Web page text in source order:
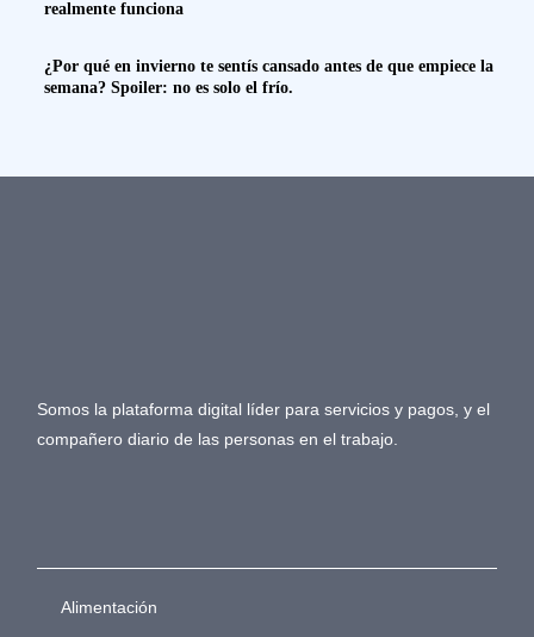
realmente funciona
¿Por qué en invierno te sentís cansado antes de que empiece la
semana? Spoiler: no es solo el frío.
Somos la plataforma digital líder para servicios y pagos, y el
compañero diario de las personas en el trabajo.
Alimentación